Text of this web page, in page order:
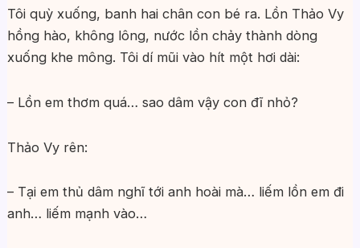
Tôi quỳ xuống, banh hai chân con bé ra. Lồn Thảo Vy
hồng hào, không lông, nước lồn chảy thành dòng
xuống khe mông. Tôi dí mũi vào hít một hơi dài:
– Lồn em thơm quá… sao dâm vậy con đĩ nhỏ?
Thảo Vy rên:
– Tại em thủ dâm nghĩ tới anh hoài mà… liếm lồn em đi
anh… liếm mạnh vào…